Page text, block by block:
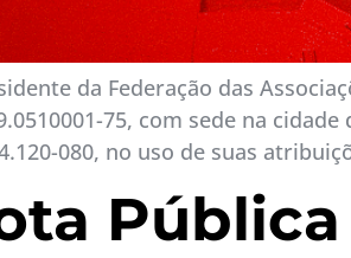
da Federação das
75, com sede na
080, no uso de suas